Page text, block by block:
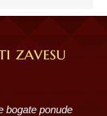
zavesu
bogate ponude